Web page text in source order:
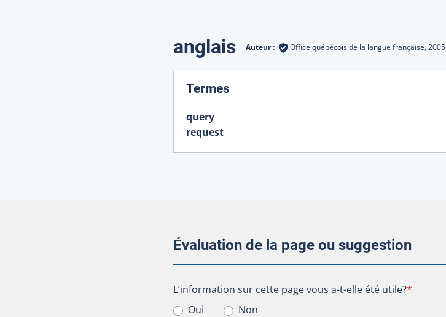
Traductions
anglais Auteur : Office québécois de la langue française, 2005
Termes
query
request
Évaluation de la page ou suggestion
L’information sur cette page vous a-t-elle été utile?
L’information sur cette page vous a-t-elle été utile?*
Oui
Non